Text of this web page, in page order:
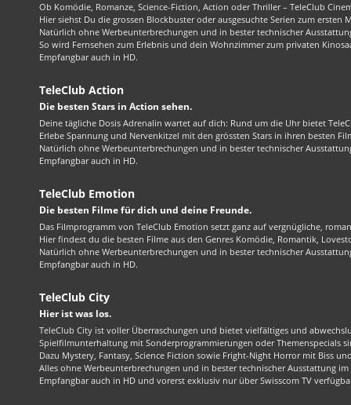
Ob Komödie, Romanze, Science-Fiction, Action oder Thriller – TeleClub
Hier siehst Du die grossen Blockbuster oder ausgesuchte Serien zum ersten
Natürlich ohne Werbeunterbrechungen und in bester technischer
So wird Fernsehen zum Erlebnis und dein Wohnzimmer zum privaten
Empfangbar auch in HD.
TeleClub Action
Die besten Stars in Action sehen.
Deine tägliche Dosis Adrenalin wartet auf dich: Rund um die Uhr bietet
Erlebe Spannung und Nervenkitzel mit den grössten Stars in ihren besten
Natürlich ohne Werbeunterbrechungen und in bester technischer
Empfangbar auch in HD.
TeleClub Emotion
Die besten Filme für dich und deine Freunde.
Das Filmprogramm von TeleClub Emotion setzt ganz auf vergnügliche,
Hier findest du die besten Filme aus den Genres Komödie, Romantik,
Natürlich ohne Werbeunterbrechungen und in bester technischer
Empfangbar auch in HD.
TeleClub City
Hier ist was los.
TeleClub City ist voller Überraschungen und bietet vielfältiges und
Spielfilmunterhaltung mit Sonderprogrammierungen oder Themenspecials
Dazu Mystery, Fantasy, Science Fiction sowie Fright-Night Horror mit Biss
Alles ohne Werbeunterbrechungen und in bester technischer Ausstattung
Empfangbar auch in HD und vorerst exklusiv nur über Swisscom TV